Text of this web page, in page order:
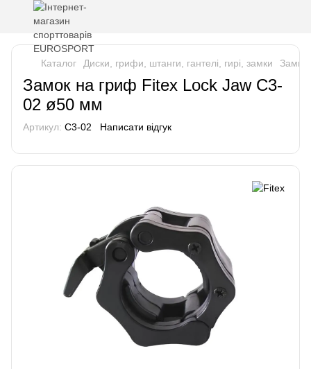
Каталог Диски, грифи, штанги, гантелі, гирі, замки Замки
Замок на гриф Fitex Lock Jaw C3-
02 ø50 мм
Артикул: C3-02 Написати відгук